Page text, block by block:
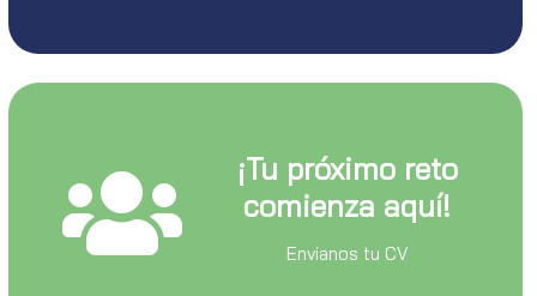
¡Tu próximo reto
comienza aquí!
Envianos tu CV